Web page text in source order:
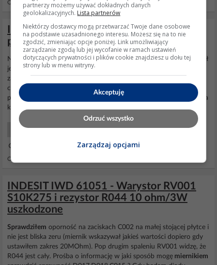
Odpowiedzi: 10 Wyświetleń: 16362
Indesit WISL 105 - Warystory z modułu
programatora - gdzie dostać?
Niestety ten wybuch sam sobie zawdzięczam... Było tak - nie działał
jeden elektrozawór (cewka)... drugi działał więc pomyślałem, że
zanim przyjdzie nowy podwójny elektrozawór to można
czy to on czy płytka programatora jest winna... a więc w czasie
prania przepinałem kabelki elektrozaworów w zależności od tego na
który kabelek szło aktualnie...
AGD Pralki, Suszarki
Odpowiedzi: 5 Wyświetleń: 4965
INDESIT IWD 61051 - Warystor RV001
S10K275 i rezystor R044 10 ohm/3W
uszkodzone
Sprawdziłem oporność na zaciskach C002 na małej stojącej płytce i
nie jest bliska zeru (miernik wskazywał jakieś wartości dopiero gdy
ustawiłem zakres 20MOhm). Pop drugim spaleniu RV001 widzę, że
R044 jest cały. Prośba o informację w jaki sposób mogę miernikiem
partnerzy możemy używać dokładnych danych
geolokalizacyjnych. Lista partnerów
Niektórzy dostawcy mogą przetwarzać Twoje dane osobowe
na podstawie uzasadnionego interesu. Możesz się na to nie
zgodzić, zmieniając opcje poniżej. Link umożliwiający
zarządzanie zgodą lub jej wycofanie w ramach ustawień
dotyczących prywatności i plików cookie znajdziesz u dołu tej
strony lub w menu witryny.
Akceptuję
Odrzuć wszystko
Zarządzaj opcjami